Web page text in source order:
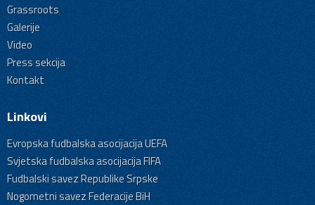
Grassroots
Galerije
Video
Press sekcija
Kontakt
Linkovi
Evropska fudbalska asocijacija UEFA
Svjetska fudbalska asocijacija FIFA
Fudbalski savez Republike Srpske
Nogometni savez Federacije BiH